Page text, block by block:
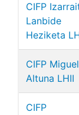
CIFP
Lanbide
Heziketa
CIFP Miguel
Altuna LHII
CIFP